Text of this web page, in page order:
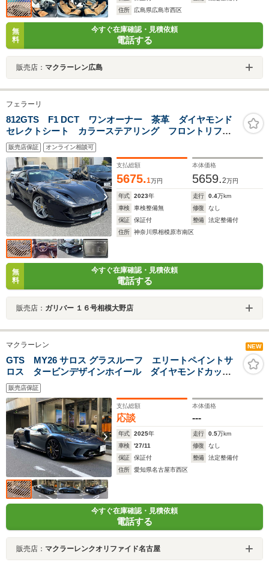
住所
広島県広島市西区
無
料
今すぐ在庫確認・見積依頼
電話する
販売店： マクラーレン広島
フェラーリ
812GTS F1 DCT ワンオーナー 茶革 ダイヤモンド
セレクトシート カラーステアリング フロントリフ
ト 純正20インチAW マグネティックサス ADAS レ
ーダーブレーキ LKA BSM パッセンジャーディスプ
レイ
販売店保証 オンライン相談可
支払総額
5675.1万円
本体価格
5659.2万円
年式 2023年 走行 0.4万km
車検
車検整備無 修復
なし
保証
保証付 整備
法定整備付
住所
神奈川県相模原市南区
無
料
今すぐ在庫確認・見積依頼
電話する
販売店： ガリバー １６号相模大野店
マクラーレン NEW
GTS MY26 サロス グラスルーフ エリートペイントサ
ロス タービンデザインホイール ダイヤモンドカッ
ト マシンロゴイエローキャリパー 新デザインインテ
リアトリム カーボンインテリアパック マシンロゴブ
レーキキャリパーイエロー
販売店保証
支払総額
応談
本体価格
---
年式 2025年 走行 0.5万km
車検
'27/11 修復
なし
保証
保証付 整備
法定整備付
住所
愛知県名古屋市西区
今すぐ在庫確認・見積依頼
電話する
販売店： マクラーレンクオリファイド名古屋